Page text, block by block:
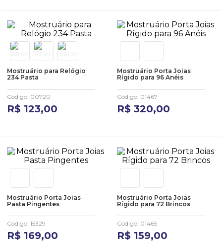
Mostruário para Relógio
234 Pasta
Código: 00720
R$ 123,00
Mostruário Porta Joias
Rígido para 96 Anéis
Código: 01467
R$ 320,00
Mostruário Porta Joias
Pasta Pingentes
Código: 15329
R$ 169,00
Mostruário Porta Joias
Rígido para 72 Brincos
Código: 01465
R$ 159,00